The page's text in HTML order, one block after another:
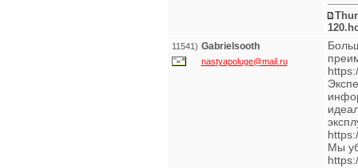
11541) Gabrielsooth
nastyapoluge@mail.ru
Мы